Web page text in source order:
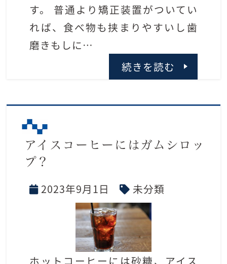
す。 普通より矯正装置がついてい
れば、食べ物も挟まりやすいし歯
磨きもしに…
続きを読む
アイスコーヒーにはガムシロッ
プ？
2023年9月1日 未分類
ホットコーヒーには砂糖、アイス